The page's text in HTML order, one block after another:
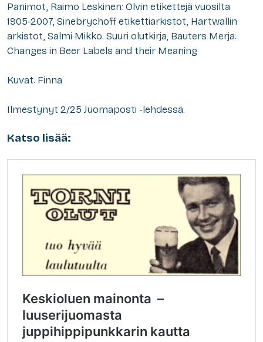
Panimot, Raimo Leskinen: Olvin etikettejä vuosilta
1905-2007, Sinebrychoff etikettiarkistot, Hartwallin
arkistot, Salmi Mikko: Suuri olutkirja, Bauters Merja:
Changes in Beer Labels and their Meaning
Kuvat: Finna
Ilmestynyt 2/25 Juomaposti -lehdessä.
Katso lisää: